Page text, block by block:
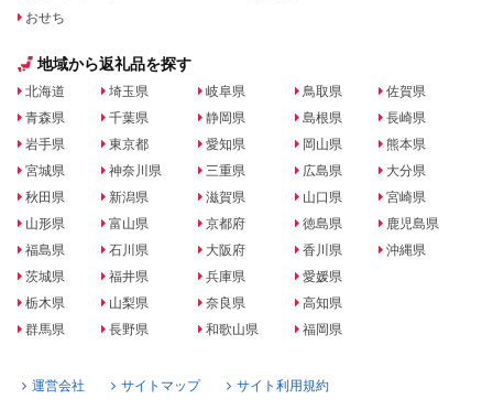
おせち
地域から返礼品を探す
北海道
青森県
岩手県
宮城県
秋田県
山形県
福島県
茨城県
栃木県
群馬県
埼玉県
千葉県
東京都
神奈川県
新潟県
富山県
石川県
福井県
山梨県
長野県
岐阜県
静岡県
愛知県
三重県
滋賀県
京都府
大阪府
兵庫県
奈良県
和歌山県
鳥取県
島根県
岡山県
広島県
山口県
徳島県
香川県
愛媛県
高知県
福岡県
佐賀県
長崎県
熊本県
大分県
宮崎県
鹿児島県
沖縄県
運営会社 サイトマップ サイト利用規約